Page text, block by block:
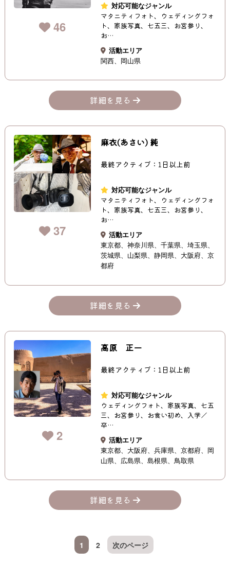
46
対応可能なジャンル
マタニティフォト、ウェディングフォ
ト、家族写真、七五三、お宮参り、
お…
活動エリア
関西
岡山県
詳細を見る
37
麻衣(あさい) 純
最終アクティブ：1日以上前
対応可能なジャンル
マタニティフォト、ウェディングフォ
ト、家族写真、七五三、お宮参り、
お…
活動エリア
東京都
神奈川県 千葉県
埼玉県
茨城県
山梨県 静岡県 大阪府
京
都府
詳細を見る
2
高原 正一
最終アクティブ：1日以上前
対応可能なジャンル
ウェディングフォト、家族写真、七五
三、お宮参り、お食い初め、入学／
卒…
活動エリア
東京都
大阪府 兵庫県 京都府
岡
山県
広島県 島根県 鳥取県
詳細を見る
1 2 次のページ